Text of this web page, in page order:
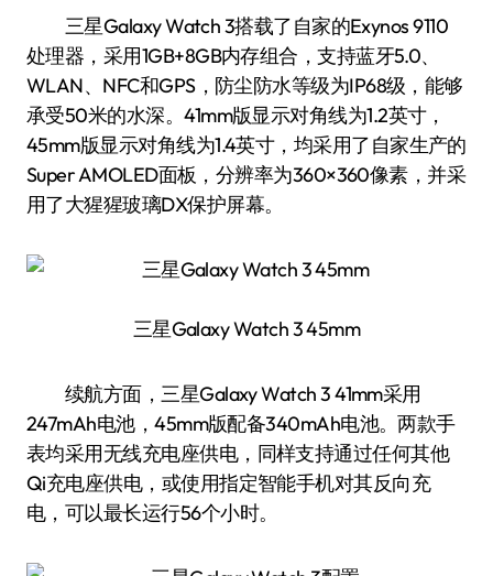
三星Galaxy Watch 3搭载了自家的Exynos 9110
处理器，采用1GB+8GB内存组合，支持蓝牙5.0、
WLAN、NFC和GPS，防尘防水等级为IP68级，能够
承受50米的水深。41mm版显示对角线为1.2英寸，
45mm版显示对角线为1.4英寸，均采用了自家生产的
Super AMOLED面板，分辨率为360×360像素，并采
用了大猩猩玻璃DX保护屏幕。
三星Galaxy Watch 3 45mm
续航方面，三星Galaxy Watch 3 41mm采用
247mAh电池，45mm版配备340mAh电池。两款手
表均采用无线充电座供电，同样支持通过任何其他
Qi充电座供电，或使用指定智能手机对其反向充
电，可以最长运行56个小时。